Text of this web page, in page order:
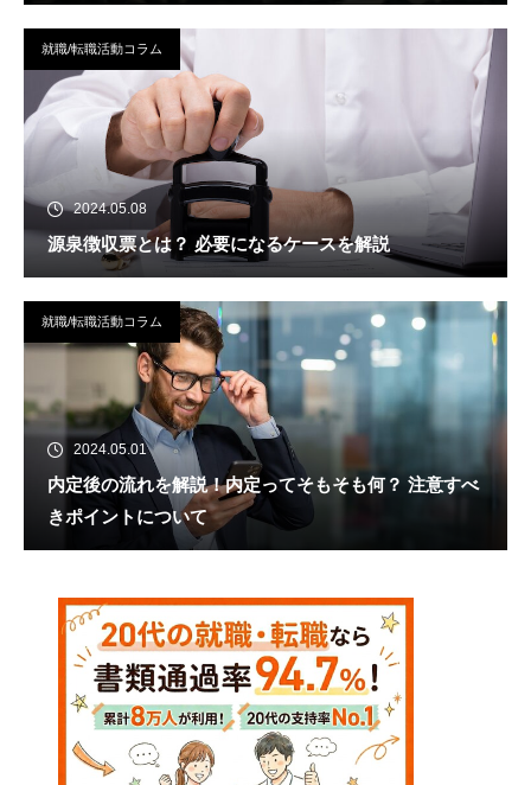
就職/転職活動コラム
2024.05.08
源泉徴収票とは？ 必要になるケースを解説
就職/転職活動コラム
2024.05.01
内定後の流れを解説！内定ってそもそも何？ 注意すべ
きポイントについて